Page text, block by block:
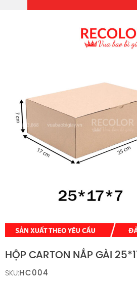
HỘP CARTON NẮP GÀI
SKU:HC004